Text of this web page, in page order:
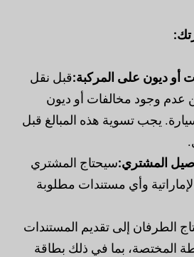
أو ديون على المركبة:قبل نقل
عدم وجود مخالفات أو ديون
يجب تسوية هذه المبالغ قبل
المشتري:سيحتاج المشتري
وأي مستندات مطلوبة
الطرفان إلى تقديم المستندات
المختصة، بما في ذلك بطاقة